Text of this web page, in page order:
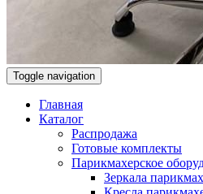
Toggle navigation
Главная
Каталог
Распродажа
Готовые комплекты
Парикмахерское
Зеркала